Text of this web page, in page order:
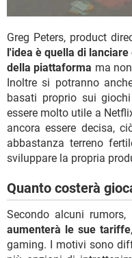
Greg Peters, product
l'idea è quella di
della piattaforma ma
Inoltre si potranno
basati proprio sui
essere molto utile a
ancora essere decisa,
abbastanza terreno
sviluppare la propria
Quanto costerà
Secondo alcuni
aumenterà le sue tariffe
gaming. I motivi sono